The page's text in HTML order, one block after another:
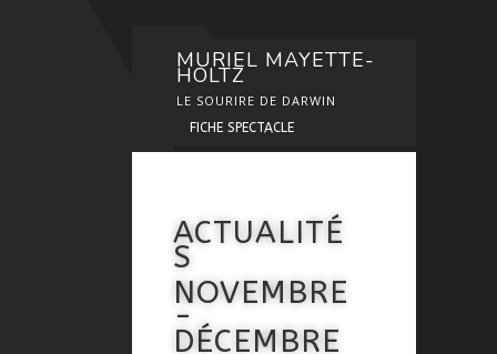
MURIEL MAYETTE-
HOLTZ
LE SOURIRE DE DARWIN
FICHE SPECTACLE
ACTUALITÉ
S
NOVEMBRE
-
DÉCEMBRE